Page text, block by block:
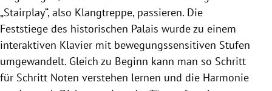
„Stairplay“, also Klangtreppe, passieren. Die
Feststiege des historischen Palais wurde zu einem
interaktiven Klavier mit bewegungssensitiven Stufen
umgewandelt. Gleich zu Beginn kann man so Schritt
für Schritt Noten verstehen lernen und die Harmonie